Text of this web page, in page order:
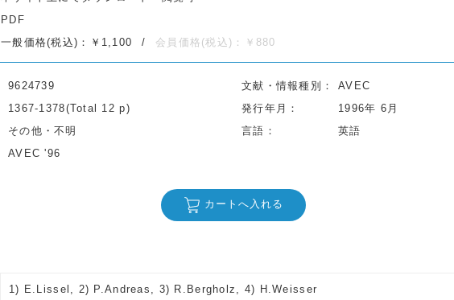
PDF
一般価格(税込)：￥1,100 会員価格(税込)：￥880
9624739 文献・情報種別
AVEC
1367-1378(Total 12 p) 発行年月
1996年 6月
その他・不明 言語
英語
AVEC '96
カートへ入れる
1) E.Lissel, 2) P.Andreas, 3) R.Bergholz, 4) H.Weisser